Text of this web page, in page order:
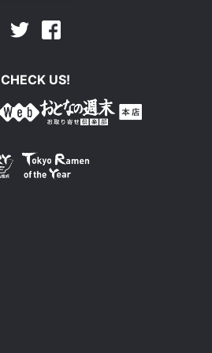
Twitter
CHECK US!